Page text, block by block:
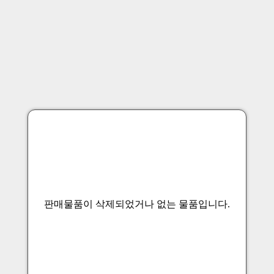
판매물품이 삭제되었거나 없는 물품입니다.